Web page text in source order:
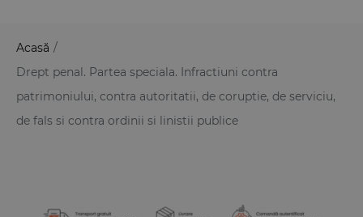
Acasă /
Drept penal. Partea speciala. Infractiuni contra
patrimoniului, contra autoritatii, de coruptie, de serviciu,
de fals si contra ordinii si linistii publice